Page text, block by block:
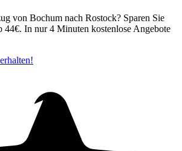
von Bochum nach Rostock? Sparen Sie
44€. In nur 4 Minuten kostenlose Angebote